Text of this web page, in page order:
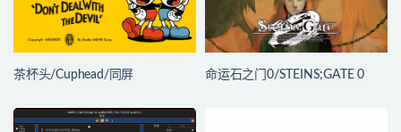
茶杯头/Cuphead/同屏 命运石之门0/STEINS;GATE 0